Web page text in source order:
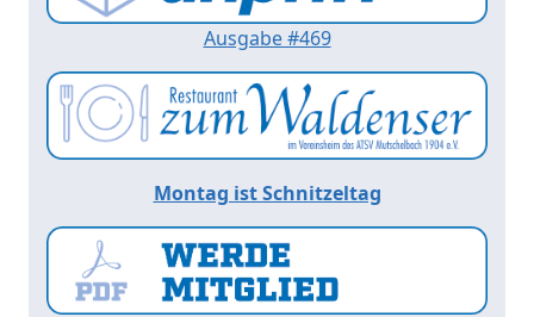
Ausgabe #469
Montag ist Schnitzeltag